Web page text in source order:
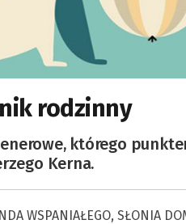
rodzinny
którego
Kerna.
WSPANIAŁEGO, SŁONIA